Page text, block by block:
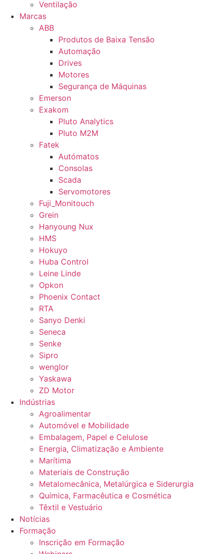
Ventilação
Marcas
ABB
Produtos de Baixa Tensão
Automação
Drives
Motores
Segurança de Máquinas
Emerson
Exakom
Pluto Analytics
Pluto M2M
Fatek
Autómatos
Consolas
Scada
Servomotores
Fuji_Monitouch
Grein
Hanyoung Nux
HMS
Hokuyo
Huba Control
Leine Linde
Opkon
Phoenix Contact
RTA
Sanyo Denki
Seneca
Senke
Sipro
wenglor
Yaskawa
ZD Motor
Indústrias
Agroalimentar
Automóvel e Mobilidade
Embalagem, Papel e Celulose
Energia, Climatização e Ambiente
Marítima
Materiais de Construção
Metalomecânica, Metalúrgica e Siderurgia
Química, Farmacêutica e Cosmética
Têxtil e Vestuário
Notícias
Formação
Inscrição em Formação